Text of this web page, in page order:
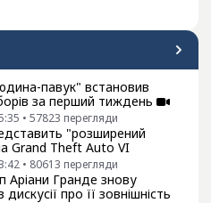
павук" встановив
за перший тиждень
• 57823 перегляди
"розширений
Grand Theft Auto VI
• 80613 перегляди
Аріани Гранде знову
про її зовнішність